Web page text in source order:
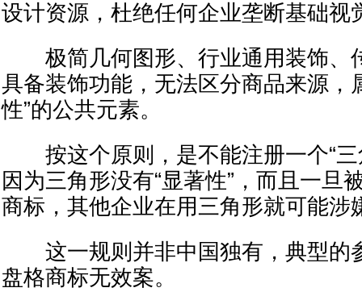
设计资源，杜绝任何企业垄断基础视
极简几何图形、行业通用装饰、
具备装饰功能，无法区分商品来源，
性”的公共元素。
按这个原则，是不能注册一个“三
因为三角形没有“显著性”，而且一旦
商标，其他企业在用三角形就可能涉
这一规则并非中国独有，典型的
盘格商标无效案。